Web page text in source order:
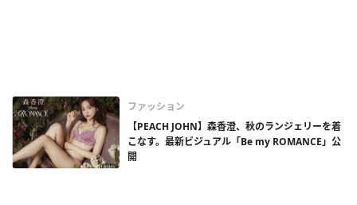
ファッション
【PEACH JOHN】森香澄、秋のランジェリーを着
こなす。最新ビジュアル「Be my ROMANCE」公
開